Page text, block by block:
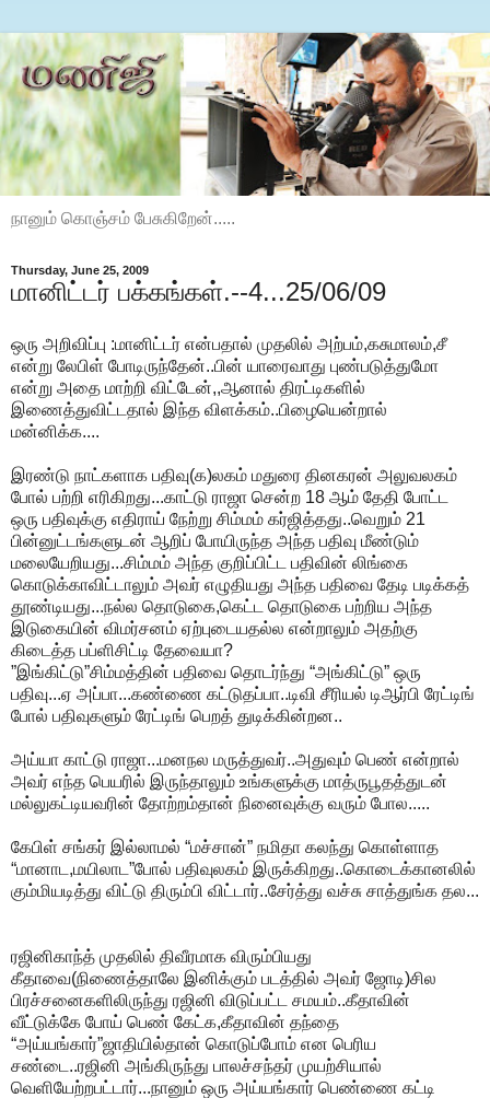
நானும் கொஞ்சம் பேசுகிறேன்.....
Thursday, June 25, 2009
மானிட்டர் பக்கங்கள்.--4...25/06/09
ஒரு அறிவிப்பு :மானிட்டர் என்பதால் முதலில் அற்பம்,கசுமாலம்,சீ
என்று லேபிள் போடிருந்தேன்..பின் யாரைவாது புண்படுத்துமோ
என்று அதை மாற்றி விட்டேன்,,ஆனால் திரட்டிகளில்
இணைத்துவிட்டதால் இந்த விளக்கம்..பிழையென்றால்
மன்னிக்க....
இரண்டு நாட்களாக பதிவு(க)லகம் மதுரை தினகரன் அலுவலகம்
போல் பற்றி எரிகிறது...காட்டு ராஜா சென்ற 18 ஆம் தேதி போட்ட
ஒரு பதிவுக்கு எதிராய் நேற்று சிம்மம் கர்ஜித்தது..வெறும் 21
பின்னுட்டங்களுடன் ஆறிப் போயிருந்த அந்த பதிவு மீண்டும்
மலையேறியது...சிம்மம் அந்த குறிப்பிட்ட பதிவின் லிங்கை
கொடுக்காவிட்டாலும் அவர் எழுதியது அந்த பதிவை தேடி படிக்கத்
தூண்டியது...நல்ல தொடுகை,கெட்ட தொடுகை பற்றிய அந்த
இடுகையின் விமர்சனம் ஏற்புடையதல்ல என்றாலும் அதற்கு
கிடைத்த பப்ளிசிட்டி தேவையா?
”இங்கிட்டு”சிம்மத்தின் பதிவை தொடர்ந்து “அங்கிட்டு” ஒரு
பதிவு...ஏ அப்பா...கண்ணை கட்டுதப்பா..டிவி சீரியல் டிஆர்பி ரேட்டிங்
போல் பதிவுகளும் ரேட்டிங் பெறத் துடிக்கின்றன..
அய்யா காட்டு ராஜா...மனநல மருத்துவர்..அதுவும் பெண் என்றால்
அவர் எந்த பெயரில் இருந்தாலும் உங்களுக்கு மாத்ருபூதத்துடன்
மல்லுகட்டியவரின் தோற்றம்தான் நினைவுக்கு வரும் போல.....
கேபிள் சங்கர் இல்லாமல் “மச்சான்” நமிதா கலந்து கொள்ளாத
“மானாட,மயிலாட”போல் பதிவுலகம் இருக்கிறது..கொடைக்கானலில்
கும்மியடித்து விட்டு திரும்பி விட்டார்..சேர்த்து வச்சு சாத்துங்க தல...
ரஜினிகாந்த் முதலில் திவீரமாக விரும்பியது
கீதாவை(நிணைத்தாலே இனிக்கும் படத்தில் அவர் ஜோடி)சில
பிரச்சனைகளிலிருந்து ரஜினி விடுப்பட்ட சமயம்..கீதாவின்
வீட்டுக்கே போய் பெண் கேட்க,கீதாவின் தந்தை
“அய்யங்கார்”ஜாதியில்தான் கொடுப்போம் என பெரிய
சண்டை..ரஜினி அங்கிருந்து பாலச்சந்தர் முயற்சியால்
வெளியேற்றபட்டார்...நானும் ஒரு அய்யங்கார் பெண்ணை கட்டி